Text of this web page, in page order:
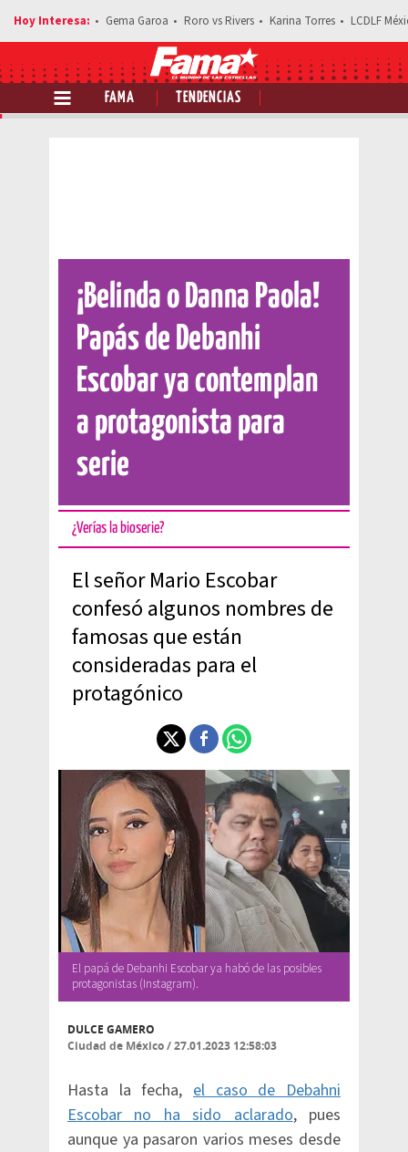
Gema Garoa Roro vs Rivers Karina Torres LCDLF
FAMA TENDENCIAS
Comparte esta noticia
¡Belinda o Danna Paola!
Papás de Debanhi
Escobar ya contemplan
a protagonista para
serie
¿Verías la bioserie?
El señor Mario Escobar
confesó algunos nombres de
famosas que están
consideradas para el
protagónico
El papá de Debanhi Escobar ya habó de las posibles
protagonistas (Instagram).
DULCE GAMERO
Ciudad de México/27.01.2023 12:58:03
Hasta la fecha, el caso de Debahni
Escobar no ha sido aclarado, pues
aunque ya pasaron varios meses desde